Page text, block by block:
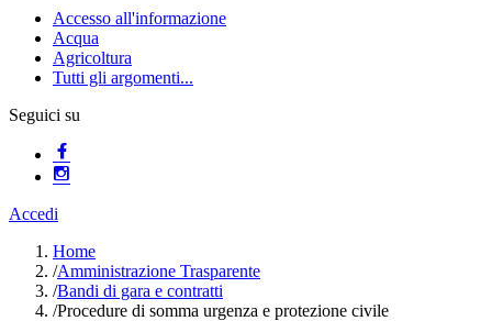
Accesso all'informazione
Acqua
Agricoltura
Tutti gli argomenti...
Seguici su
Accedi
Home
/Amministrazione Trasparente
/Bandi di gara e contratti
/Procedure di somma urgenza e protezione civile